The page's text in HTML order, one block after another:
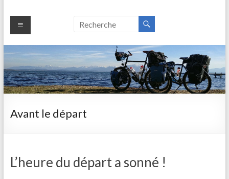
Avant le départ
L’heure du départ a sonné !